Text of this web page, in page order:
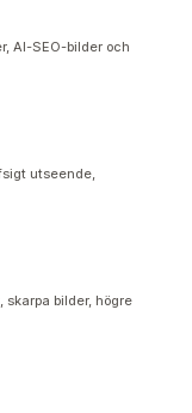
AI-SEO-bilder och
utseende,
skarpa bilder, högre